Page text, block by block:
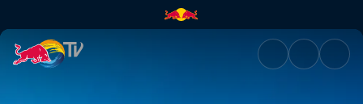
Kolumbia volt Rob Warner